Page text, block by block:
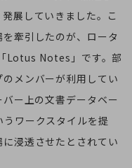
展していきました。こ
牽引したのが、ロータ
Lotus Notes」です。部
メンバーが利用してい
ー上の文書データベー
ワークスタイルを提
浸透させたとされてい